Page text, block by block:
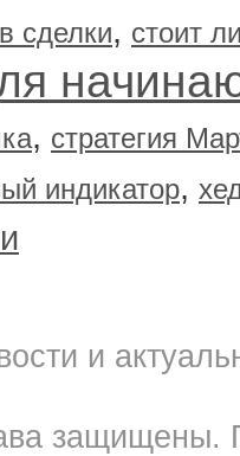
сделки, стоит
, стратегия
индикатор,
и
защищены.